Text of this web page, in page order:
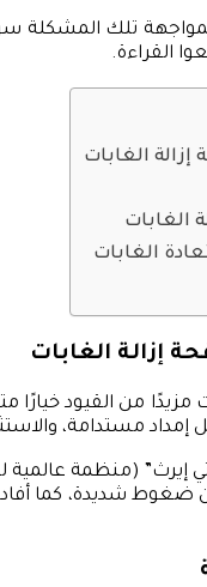
تلك المشكلة
القراءة.
الغابات
الغابات
الغابات
إزالة الغابات
من القيود
مستدامة،
(منظمة عالمية